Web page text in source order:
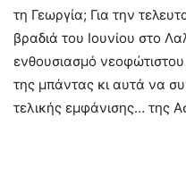
τη Γεωργία; Για την
βραδιά του Ιουνίου στο
ενθουσιασμό
της μπάντας κι αυτά να
τελικής εμφάνισης… της